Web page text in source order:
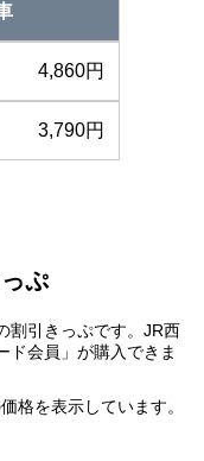
4,860円
3,790円
ぷ
割引きっぷです。JR西
ド会員」が購入できま
格を表示しています。